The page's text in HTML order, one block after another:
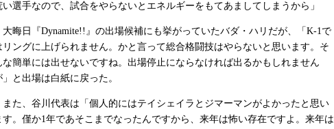
い選手なので、試合をやらないとエネルギーをもてあましてしまうから」
晦日『Dynamite!!』の出場候補にも挙がっていたバダ・ハリだが、「K-1で
リングに上げられません。かと言って総合格闘技はやらないと思います。そ
な簡単には出せないですね。出場停止にならなければ出るかもしれません
」と出場は白紙に戻った。
た、谷川代表は「個人的にはテイシェイラとジマーマンがよかったと思い
す。僅か1年であそこまでなったんですから、来年は怖い存在ですよ。来年は